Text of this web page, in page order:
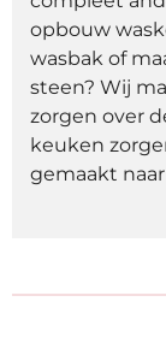
opbouw
wasbak of
steen? Wij
zorgen over
keuken
gemaakt